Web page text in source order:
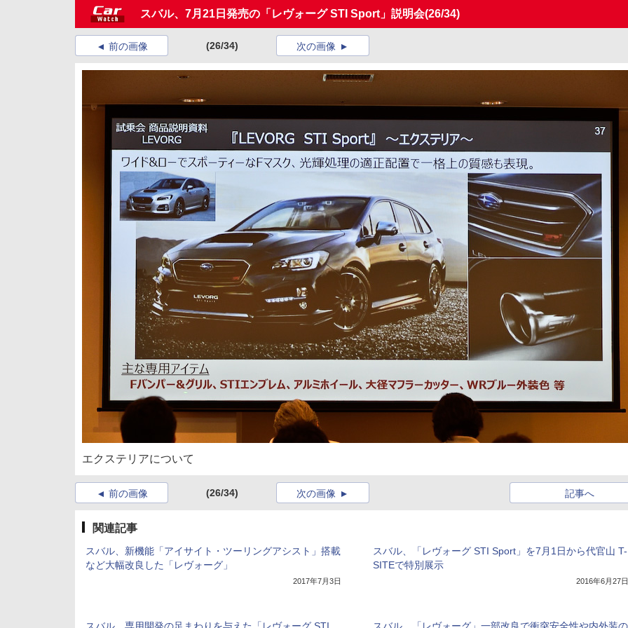
スバル、7月21日発売の「レヴォーグ STI Sport」説明会(26/34)
前の画像 (26/34) 次の画像
エクステリアについて
前の画像 (26/34) 記事へ
次の画像
関連記事
スバル、新機能「アイサイト・ツーリングアシスト」搭載
など大幅改良した「レヴォーグ」
2017年7月3日
スバル、「レヴォーグ STI Sport」を7月1日から代官山 T-
SITEで特別展示
2016年6月27日